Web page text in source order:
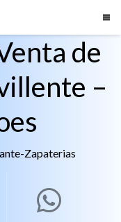
de
–
-Zapaterias